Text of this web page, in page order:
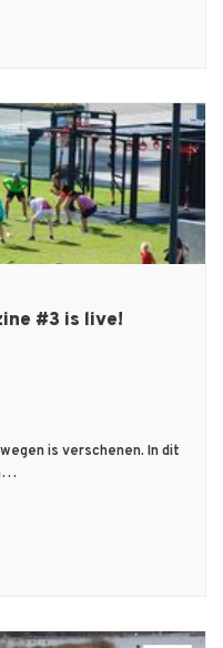
#3 is live!
is verschenen. In dit